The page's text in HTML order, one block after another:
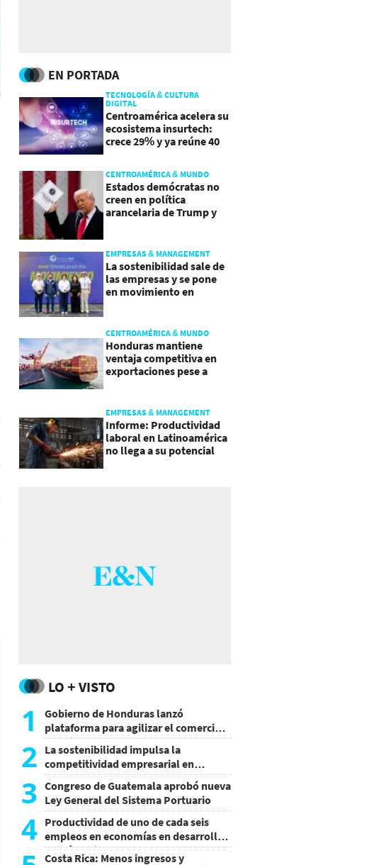
EN PORTADA
TECNOLOGÍA & CULTURA
DIGITAL
Centroamérica acelera su
ecosistema insurtech:
crece 29% y ya reúne 40
CENTROAMÉRICA & MUNDO
Estados demócratas no
creen en política
arancelaria de Trump y
EMPRESAS & MANAGEMENT
La sostenibilidad sale de
las empresas y se pone
en movimiento en
CENTROAMÉRICA & MUNDO
Honduras mantiene
ventaja competitiva en
exportaciones pese a
EMPRESAS & MANAGEMENT
Informe: Productividad
laboral en Latinoamérica
no llega a su potencial
LO + VISTO
1
Gobierno de Honduras lanzó
plataforma para agilizar el comercio
exterior
2 La sostenibilidad impulsa la
competitividad empresarial en
Guatemala
3 Congreso de Guatemala aprobó nueva
Ley General del Sistema Portuario
4 Productividad de uno de cada seis
empleos en economías en desarrollo
podría mejorar por la IA
Costa Rica: Menos ingresos y